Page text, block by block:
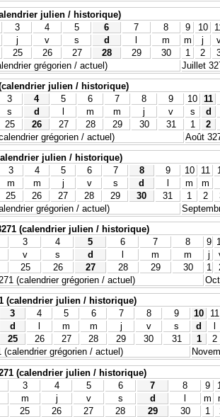
julien / historique)
3 4 5 6 7 8 9 10
j v s d l m m j
25 26 27 28 29 30 1 2
grégorien / actuel)
Juillet
julien / historique)
3 4 5 6 7 8 9 10 11
s d m m j v s
d
25 26 27 28 29 30 31 1
2
grégorien / actuel)
Août
julien / historique)
3 4 5 6 7 8 9 10 11
m m j v s d m
m
25 26 27 28 29 30 31 1 2
grégorien / actuel)
(calendrier julien / historique)
3 4 5 6 7 8 9
v s d m m j
25 26 27 28 29 30 1
(calendrier grégorien / actuel)
(calendrier julien / historique)
3 4 5 6 7 8 9 10
11
d m m j v s d
25 26 27 28 29 30 31 1
2
(calendrier grégorien / actuel)
(calendrier julien / historique)
3 4 5 6 7 8 9
m j v s d l m
25 26 27 28 29 30 1